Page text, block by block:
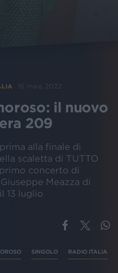
16 mag 2022
il nuovo
209
alla finale di
scaletta di TUTTO
concerto di
Meazza di
13 luglio
SINGOLO RADIO ITALIA